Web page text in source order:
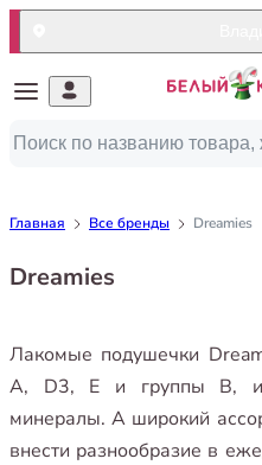
Главная Все бренды Dreamies
Dreamies
Лакомые подушечки
А, D3, Е и группы В, и
минералы. А широкий
внести разнообразие в